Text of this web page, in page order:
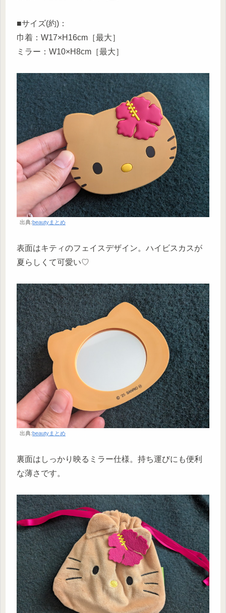
■サイズ(約)：
巾着：W17×H16cm［最大］
ミラー：W10×H8cm［最大］
出典:beautyまとめ
表面はキティのフェイスデザイン。ハイビスカスが
夏らしくて可愛い♡
出典:beautyまとめ
裏面はしっかり映るミラー仕様。持ち運びにも便利
な薄さです。